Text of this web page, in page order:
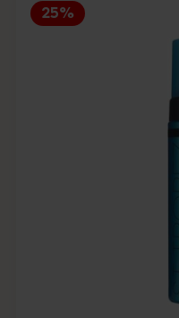
25%